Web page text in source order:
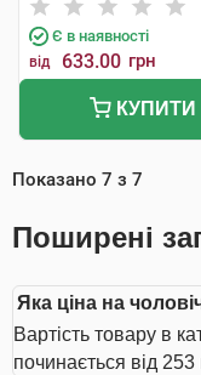
Є в наявності
від 633.00 грн
КУПИТИ
Показано 7 з 7
Поширені
Яка ціна на
Вартість товару в
починається від 253